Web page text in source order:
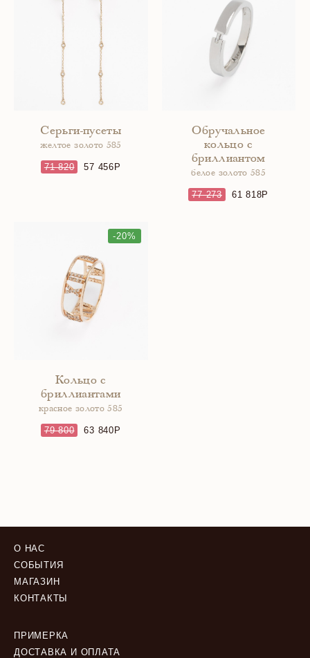
Серьги-пусеты
желтое золото 585
71 820 57 456
Обручальное
кольцо с
бриллиантом
белое золото 585
77 273 61 818
-20%
Кольцо с
бриллиантами
красное золото 585
79 800 63 840
О НАС
СОБЫТИЯ
МАГАЗИН
КОНТАКТЫ
ПРИМЕРКА
ДОСТАВКА И ОПЛАТА